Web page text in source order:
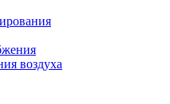
воздуха